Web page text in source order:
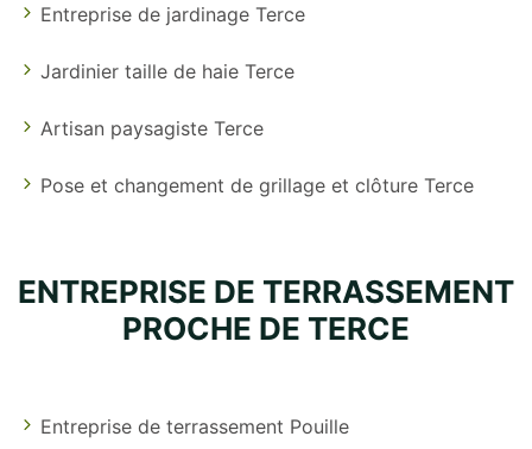
Entreprise de jardinage Terce
Jardinier taille de haie Terce
Artisan paysagiste Terce
Pose et changement de grillage et clôture Terce
ENTREPRISE DE TERRASSEMENT
PROCHE DE TERCE
Entreprise de terrassement Pouille